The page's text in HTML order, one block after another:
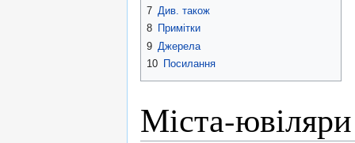
7 Див. також
8 Примітки
9 Джерела
10 Посилання
Міста-ювіляри